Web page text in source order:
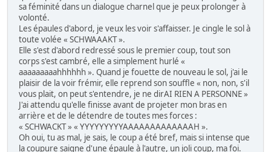
sa féminité dans un dialogue charnel que je peux prolonger à
volonté.
Les épaules d'abord, je veux les voir s'affaisser. Je cingle le sol à
toute volée « SCHWAAAKT ».
Elle s'est d'abord redressé sous le premier coup, tout son
corps s'est cambré, elle a simplement hurlé «
aaaaaaaaahhhhhh ». Quand je fouette de nouveau le sol, j'ai le
plaisir de la voir frémir, elle reprend son souffle « non, non, s'il
vous plait, on peut s'entendre, je ne dirAI RIEN A PERSONNE »
J'ai attendu qu'elle finisse avant de projeter mon bras en
arrière et de le détendre de toutes mes forces :
« SCHWACKT » « YYYYYYYYYAAAAAAAAAAAAAH ».
Oh oui, tu as mal, je sais, le coup a été bref, mais si intense que
la coupure saigne d'une épaule à l'autre, un joli coup, ma foi.